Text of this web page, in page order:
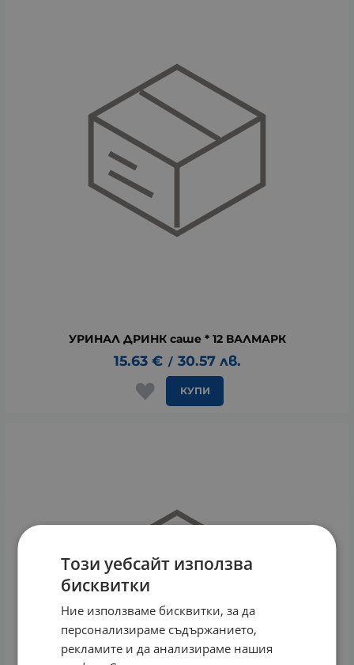
УРИНАЛ ДРИНК саше * 12 ВАЛМАРК
15.63 € / 30.57 лв.
КУПИ
Този уебсайт използва
бисквитки
Ние използваме бисквитки, за да
персонализираме съдържанието,
рекламите и да анализираме нашия